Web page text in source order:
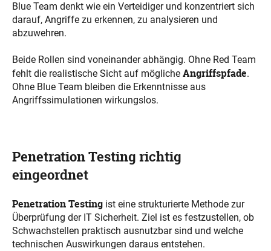
Blue Team denkt wie ein Verteidiger und konzentriert sich
darauf, Angriffe zu erkennen, zu analysieren und
abzuwehren.
Beide Rollen sind voneinander abhängig. Ohne Red Team
fehlt die realistische Sicht auf mögliche Angriffspfade.
Ohne Blue Team bleiben die Erkenntnisse aus
Angriffssimulationen wirkungslos.
Penetration Testing richtig
eingeordnet
Penetration Testing ist eine strukturierte Methode zur
Überprüfung der IT Sicherheit. Ziel ist es festzustellen, ob
Schwachstellen praktisch ausnutzbar sind und welche
technischen Auswirkungen daraus entstehen.